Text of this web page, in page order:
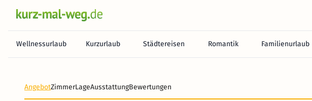
Wellnessurlaub Kurzurlaub Städtereisen Romantik Familienurlaub
Heute noch keine Zahlung erforderlich! Zahlen Sie bequem im Hotel.
AngebotZimmerLageAusstattungBewertungen